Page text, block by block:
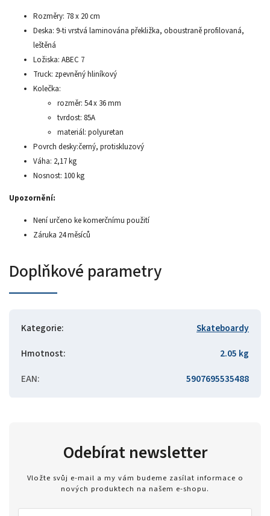
Rozměry: 78 x 20 cm
Deska: 9-ti vrstvá laminována překližka, oboustraně profilovaná,
leštěná
Ložiska: ABEC 7
Truck: zpevněný hliníkový
Kolečka:
rozměr: 54 x 36 mm
tvrdost: 85A
materiál: polyuretan
Povrch desky:černý, protiskluzový
Váha: 2,17 kg
Nosnost: 100 kg
Upozornění:
Není určeno ke komerčnímu použití
Záruka 24 měsíců
Doplňkové parametry
Kategorie:
Skateboardy
Hmotnost:
2.05 kg
EAN: 5907695535488
Odebírat newsletter
Vložte svůj e-mail a my vám budeme zasílat informace o
nových produktech na našem e-shopu.